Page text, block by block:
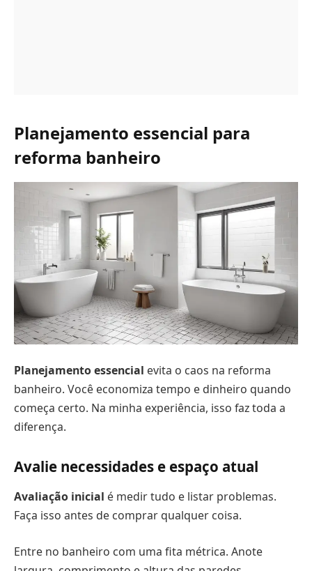
Planejamento essencial para
reforma banheiro
Planejamento essencial evita o caos na reforma
banheiro. Você economiza tempo e dinheiro quando
começa certo. Na minha experiência, isso faz toda a
diferença.
Avalie necessidades e espaço atual
Avaliação inicial é medir tudo e listar problemas.
Faça isso antes de comprar qualquer coisa.
Entre no banheiro com uma fita métrica. Anote